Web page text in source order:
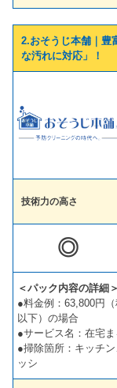
2.おそうじ本舗｜豊
な汚れに対応」！
技術力の高さ
◎
＜パック内容の詳細＞
●料金例：63,800円
以下）の場合
●サービス名：在宅
●掃除箇所：キッチ
ッシ